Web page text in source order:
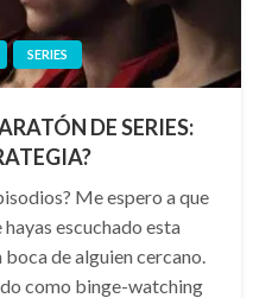
SERIES
DE SERIES:
Me espero a que
escuchado esta
de alguien cercano.
como binge-watching